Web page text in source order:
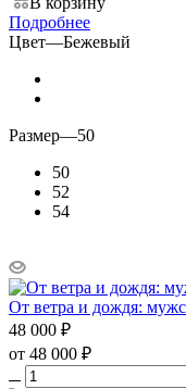
Подробнее
Цвет—Бежевый
Размер—50
50
52
54
От ветра и дождя:
48 000 ₽
от 48 000 ₽